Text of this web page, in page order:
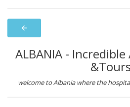
arrow_back
ALBANIA -
&Tours
welcome to Albania where the